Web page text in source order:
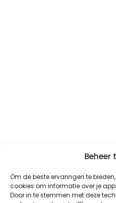
Om de beste ervaringen te
cookies om informatie over je
Door in te stemmen met deze